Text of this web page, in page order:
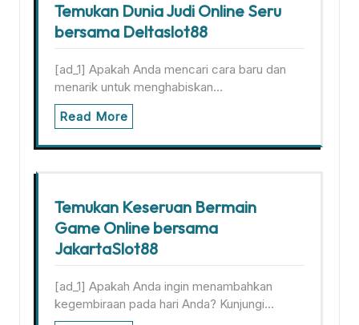
Temukan Dunia Judi Online Seru
bersama Deltaslot88
[ad_1] Apakah Anda mencari cara baru dan
menarik untuk menghabiskan…
Read More
Temukan Keseruan Bermain
Game Online bersama
JakartaSlot88
[ad_1] Apakah Anda ingin menambahkan
kegembiraan pada hari Anda? Kunjungi…